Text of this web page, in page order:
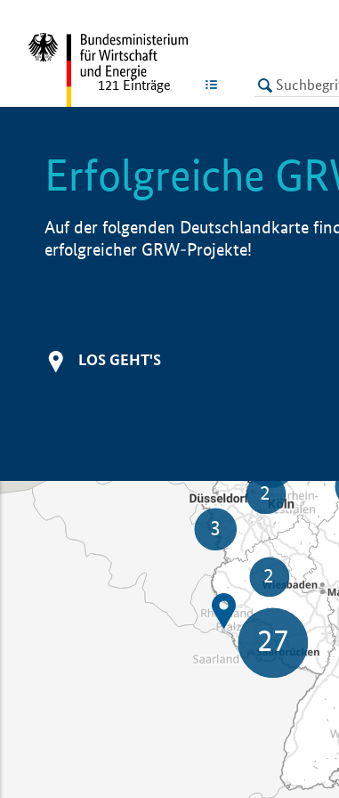
LISTE
121 Einträge
Erfolgreiche
Auf der folgenden Deutschlandkarte
erfolgreicher GRW-Projekte!
LOS GEHT'S